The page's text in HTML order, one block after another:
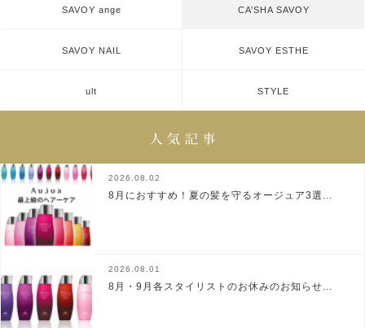
SAVOY ange CA’SHA SAVOY
SAVOY NAIL SAVOY ESTHE
ult STYLE
2026.08.02
8月におすすめ！夏の髪を守るオージュア3選...
2026.08.01
8月・9月各スタイリストのお休みのお知らせ...